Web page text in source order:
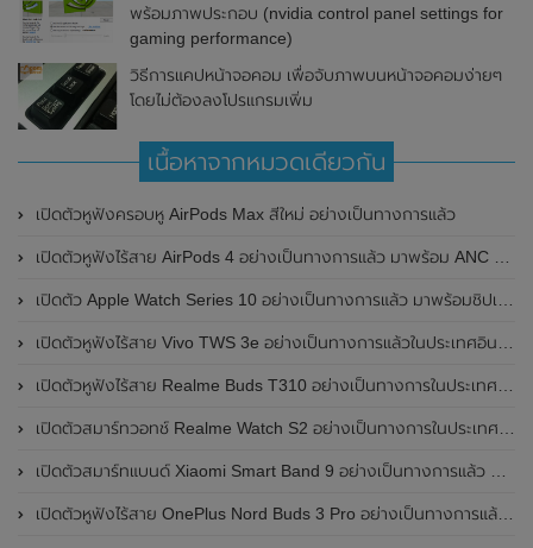
พร้อมภาพประกอบ (nvidia control panel settings for
gaming performance)
วิธีการแคปหน้าจอคอม เพื่อจับภาพบนหน้าจอคอมง่ายๆ
โดยไม่ต้องลงโปรแกรมเพิ่ม
เนื้อหาจากหมวดเดียวกัน
เปิดตัวหูฟังครอบหู AirPods Max สีใหม่ อย่างเป็นทางการแล้ว
เปิดตัวหูฟังไร้สาย AirPods 4 อย่างเป็นทางการแล้ว มาพร้อม ANC และฟีเจอร์ใหม่มากมาย
เปิดตัว Apple Watch Series 10 อย่างเป็นทางการแล้ว มาพร้อมชิปเซ็ตรุ่น S10
เปิดตัวหูฟังไร้สาย Vivo TWS 3e อย่างเป็นทางการแล้วในประเทศอินเดีย มาพร้อมระบบตัดเสียงรบกวน ANC ที่ 30dB , ป้องกันฝุ่นและกันน้ำที่ระดับ IP54 , แบตเตอรี่สามารถใช้งานนานสูงสุด 36 ชั่วโมง
เปิดตัวหูฟังไร้สาย Realme Buds T310 อย่างเป็นทางการในประเทศอินเดีย มาพร้อมระบบตัดเสียงรบกวน ANC สูงสุด 46dB , เสียงรอบทิศทาง 360 องศา , แบตเตอรี่สามารถใช้งานได้นานสูงสุด 40 ชั่วโมง
เปิดตัวสมาร์ทวอทช์ Realme Watch S2 อย่างเป็นทางการในประเทศอินเดีย มาพร้อมตัวเรือนสแตนเลสสตีล , หน้าจอแสดงผล AMOLED ขนาด 1.43 นิ้ว , แบตเตอรี่ขนาดใหญ่ใช้งานได้นาน 20 วัน และรองรับคำสั่งเสียง Super AI Engine ที่ขับเคลื่อนโดย ChatGPT
เปิดตัวสมาร์ทแบนด์ Xiaomi Smart Band 9 อย่างเป็นทางการแล้ว มาพร้อมหน้าจอ AMOLED ขนาด 1.62 นิ้ว , ตัวเรือนเป็นโลหะ และแบตเตอรี่สุดอึดสามารถใช้งานได้นานถึง 21 วัน
เปิดตัวหูฟังไร้สาย OnePlus Nord Buds 3 Pro อย่างเป็นทางการแล้ว มาพร้อมระบบตัดเสียงรบกวน (ANC) สามารถลดเสียงรบกวนได้ 49dB และแบตเตอรี่สุดอึดใช้งานได้นานสูงสุดถึง 44 ชั่วโมง